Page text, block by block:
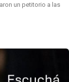
un petitorio a las